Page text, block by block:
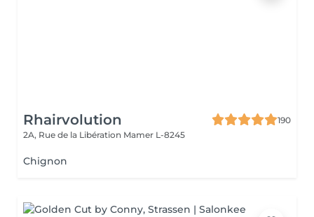
Rhairvolution
190
2A, Rue de la Libération Mamer L-8245
Chignon